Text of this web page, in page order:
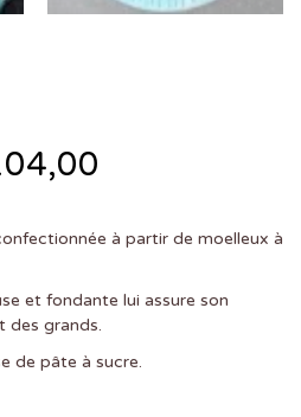
€65,00
à
à partir de moelleux à
et fondante lui assure son
des grands.
de pâte à sucre.